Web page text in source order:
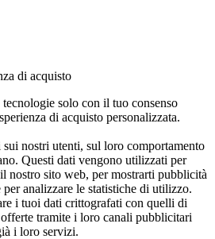
di acquisto
solo con il tuo consenso
di acquisto personalizzata.
nostri utenti, sul loro comportamento
Questi dati vengono utilizzati per
nostro sito web, per mostrarti pubblicità
analizzare le statistiche di utilizzo.
i tuoi dati crittografati con quelli di
tramite i loro canali pubblicitari
i loro servizi.